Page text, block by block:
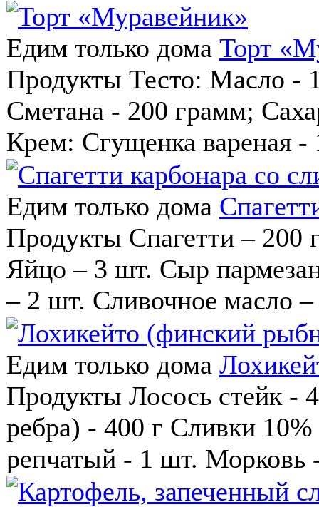
Едим только дома Торт
Продукты Тесто: Масло -
Сметана - 200 грамм;
Крем: Сгущенка вареная
Едим только дома
Продукты Спагетти – 200
Яйцо – 3 шт. Сыр
– 2 шт. Сливочное масло –
Едим только дома
Продукты Лосось стейк -
ребра) - 400 г Сливки
репчатый - 1 шт. Морковь